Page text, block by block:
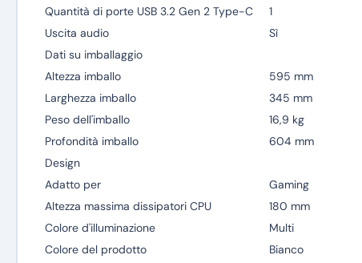
Quantità di porte USB 3.2 Gen 2 Type-C
1
Uscita audio
Sì
Dati su imballaggio
Altezza imballo
595 mm
Larghezza imballo
345 mm
Peso dell'imballo
16,9 kg
Profondità imballo
604 mm
Design
Adatto per
Gaming
Altezza massima dissipatori CPU
180 mm
Colore d'illuminazione
Multi
Colore del prodotto
Bianco